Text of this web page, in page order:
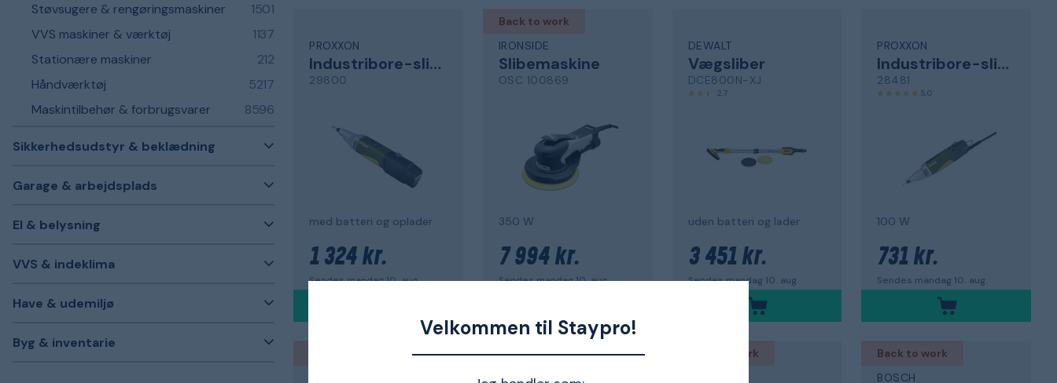
Velkommen til Staypro!
Støvsugere & rengøringsmaskiner
1501
VVS maskiner & værktøj
1137
Stationære maskiner
212
Håndværktøj
5217
Maskintilbehør & forbrugsvarer
8596
Sikkerhedsudstyr & beklædning
Garage & arbejdsplads
El & belysning
VVS & indeklima
Have & udemiljø
Byg & inventarie
PROXXON
Industribore-sliber
29800
med batteri og oplader
1 324 kr.
Sendes mandag 10. aug.
Back to work
IRONSIDE
Slibemaskine
OSC 100869
350 W
7 994 kr.
Sendes mandag 10. aug.
DEWALT
Vægsliber
DCE800N-XJ
2,7
uden batteri og lader
3 451 kr.
Sendes mandag 10. aug.
PROXXON
Industribore-sliber
28481
5,0
100 W
731 kr.
Sendes mandag 10. aug.
PROXXON
Back to work
Back to work
BOSCH